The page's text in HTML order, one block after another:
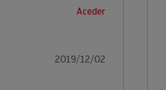
Aceder
2019/12/02